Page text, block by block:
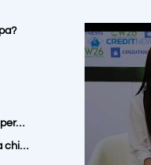
per…
chi…